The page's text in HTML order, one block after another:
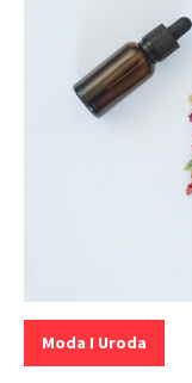
Kategorie:
Moda I Uroda